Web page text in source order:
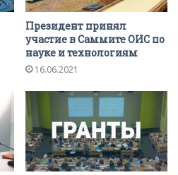
Президент принял
участие в Саммите ОИС по
науке и технологиям
16.06.2021